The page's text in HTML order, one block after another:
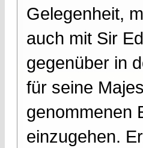
Gelegenheit,
auch mit Sir
gegenüber in
für seine
genommenen
einzugehen.